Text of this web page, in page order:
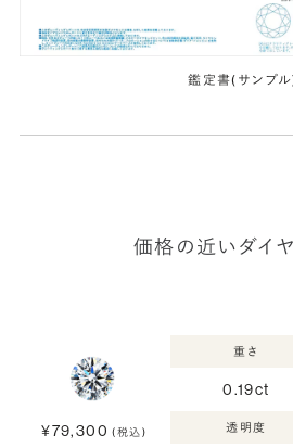
鑑定書(サンプル
価格の近いダイ
¥79,300 (税込)
重さ
0.19ct
透明度